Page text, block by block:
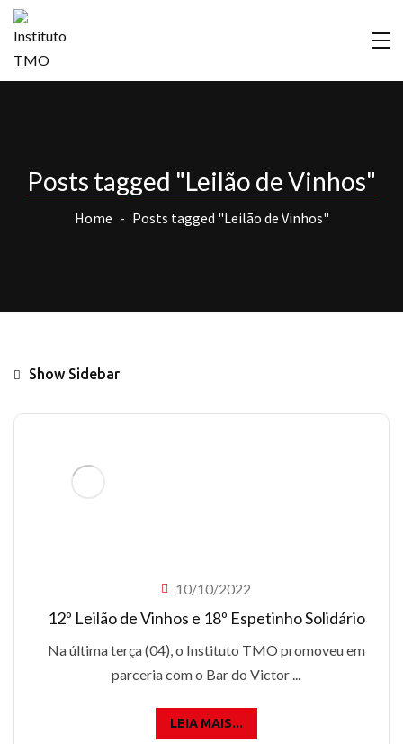
Posts tagged "Leilão de Vinhos"
Home Posts tagged "Leilão de Vinhos"
Show Sidebar
10/10/2022
12º Leilão de Vinhos e 18º Espetinho Solidário
Na última terça (04), o Instituto TMO promoveu em
parceria com o Bar do Victor ...
LEIA MAIS...